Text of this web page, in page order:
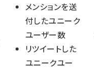
メンションを送
付したユニーク
ユーザー数
リツイートした
ユニークユー